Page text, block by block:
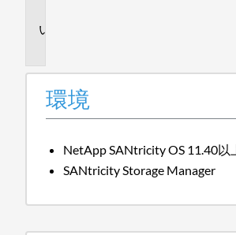
環境
NetApp SANtricity OS 11.40以
SANtricity Storage Manager